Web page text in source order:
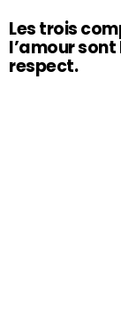
Les trois
l’amour
respect.